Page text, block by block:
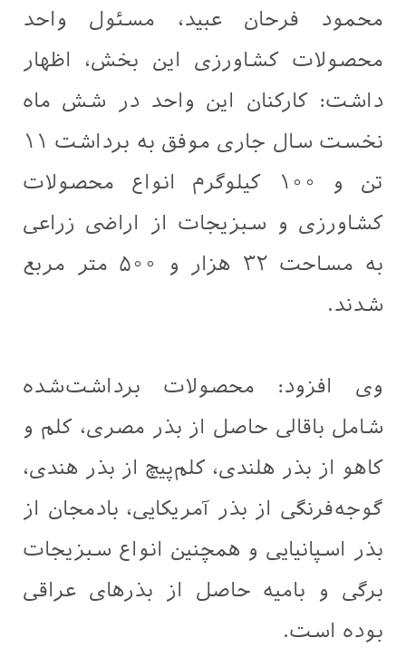
محمود فرحان عبید، مسئول واحد
محصولات کشاورزی این بخش، اظهار
داشت: کارکنان این واحد در شش ماه
نخست سال جاری موفق به برداشت ۱۱
تن و ۱۰۰ کیلوگرم انواع محصولات
کشاورزی و سبزیجات از اراضی زراعی
به مساحت ۳۲ هزار و ۵۰۰ متر مربع
شدند.
وی افزود: محصولات برداشت‌شده
شامل باقالی حاصل از بذر مصری، کلم و
کاهو از بذر هلندی، کلم‌پیچ از بذر هندی،
گوجه‌فرنگی از بذر آمریکایی، بادمجان از
بذر اسپانیایی و همچنین انواع سبزیجات
برگی و بامیه حاصل از بذرهای عراقی
بوده است.